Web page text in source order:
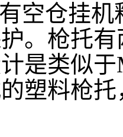
空仓挂
。枪托
是类似
塑料枪